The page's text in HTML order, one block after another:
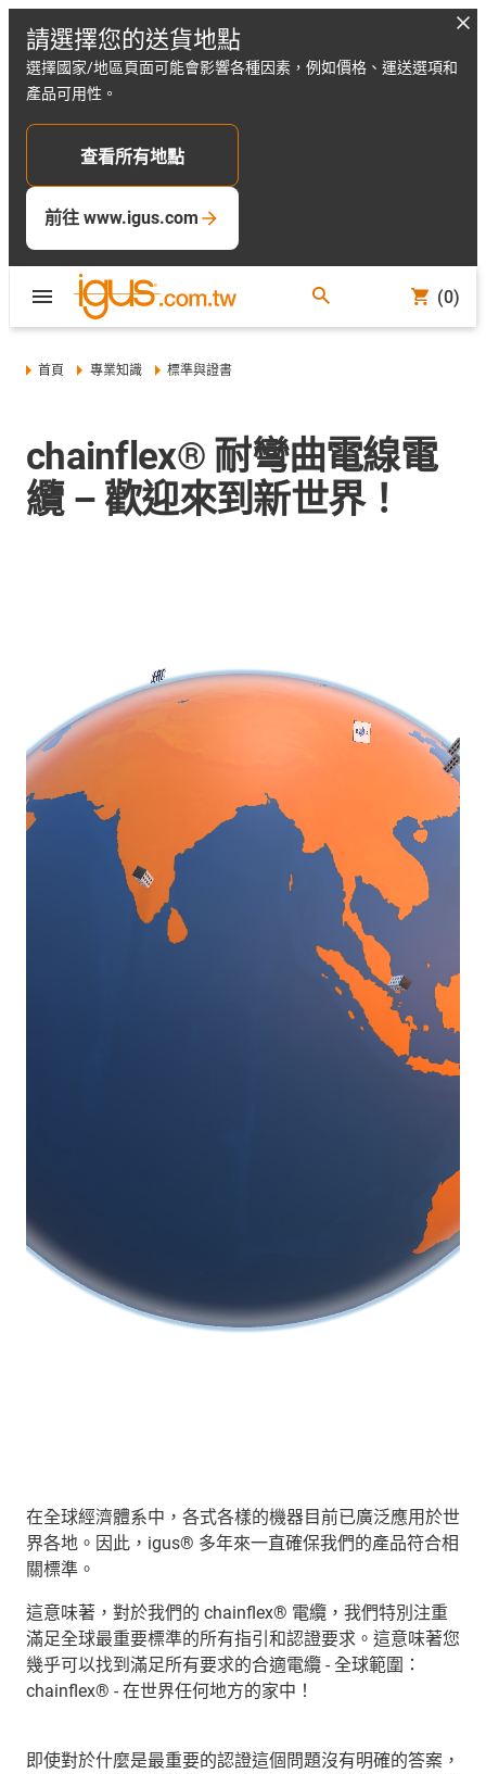
請選擇您的送貨地點
選擇國家/地區頁面可能會影響各種因素，例如價格、運送選項和
產品可用性。
查看所有地點
前往 www.igus.com
(0)
首頁 專業知識 標準與證書
chainflex® 耐彎曲電線電
纜 – 歡迎來到新世界！
在全球經濟體系中，各式各樣的機器目前已廣泛應用於世
界各地。因此，igus® 多年來一直確保我們的產品符合相
關標準。
這意味著，對於我們的 chainflex® 電纜，我們特別注重
滿足全球最重要標準的所有指引和認證要求。這意味著您
幾乎可以找到滿足所有要求的合適電纜 - 全球範圍：
chainflex® - 在世界任何地方的家中！
即使對於什麼是最重要的認證這個問題沒有明確的答案，